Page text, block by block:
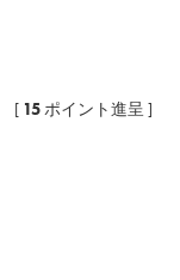
[ 15ポイント進呈 ]